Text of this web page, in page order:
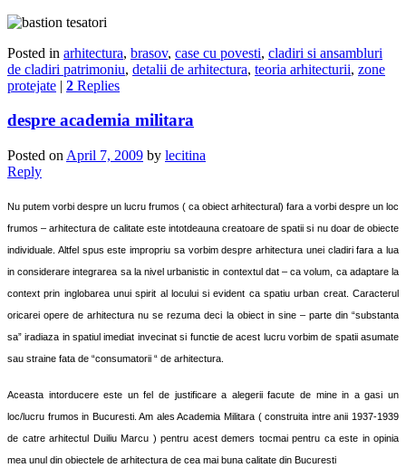
Posted in arhitectura, brasov, case cu povesti, cladiri si ansambluri
de cladiri patrimoniu, detalii de arhitectura, teoria arhitecturii, zone
protejate | 2 Replies
despre academia militara
Posted on April 7, 2009 by lecitina
Reply
Nu putem vorbi despre un lucru frumos ( ca obiect arhitectural) fara a vorbi despre un loc
frumos – arhitectura de calitate este intotdeauna creatoare de spatii si nu doar de obiecte
individuale. Altfel spus este impropriu sa vorbim despre arhitectura unei cladiri fara a lua
in considerare integrarea sa la nivel urbanistic in contextul dat – ca volum, ca adaptare la
context prin inglobarea unui spirit al locului si evident ca spatiu urban creat. Caracterul
oricarei opere de arhitectura nu se rezuma deci la obiect in sine – parte din “substanta
sa” iradiaza in spatiul imediat invecinat si functie de acest lucru vorbim de spatii asumate
sau straine fata de “consumatorii “ de arhitectura.
Aceasta intorducere este un fel de justificare a alegerii facute de mine in a gasi un
loc/lucru frumos in Bucuresti. Am ales Academia Militara ( construita intre anii 1937-1939
de catre arhitectul Duiliu Marcu ) pentru acest demers tocmai pentru ca este in opinia
mea unul din obiectele de arhitectura de cea mai buna calitate din Bucuresti